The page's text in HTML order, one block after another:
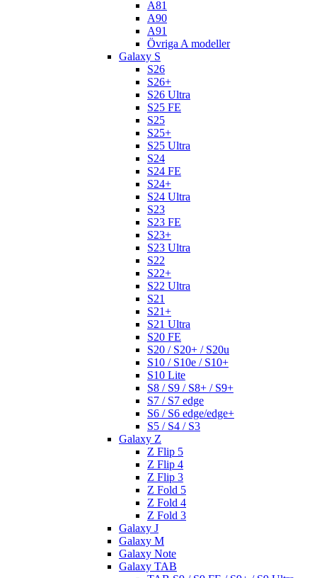
A81
A90
A91
Övriga A modeller
Galaxy S
S26
S26+
S26 Ultra
S25 FE
S25
S25+
S25 Ultra
S24
S24 FE
S24+
S24 Ultra
S23
S23 FE
S23+
S23 Ultra
S22
S22+
S22 Ultra
S21
S21+
S21 Ultra
S20 FE
S20 / S20+ / S20u
S10 / S10e / S10+
S10 Lite
S8 / S9 / S8+ / S9+
S7 / S7 edge
S6 / S6 edge/edge+
S5 / S4 / S3
Galaxy Z
Z Flip 5
Z Flip 4
Z Flip 3
Z Fold 5
Z Fold 4
Z Fold 3
Galaxy J
Galaxy M
Galaxy Note
Galaxy TAB